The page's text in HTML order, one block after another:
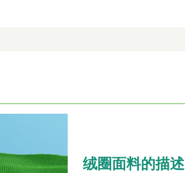
绒圈面料的描述